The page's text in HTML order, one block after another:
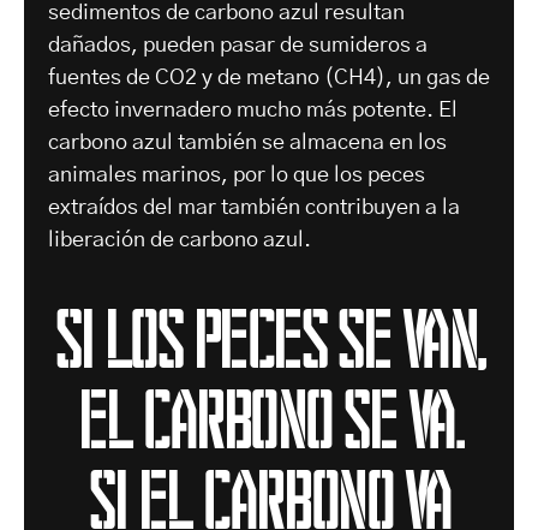
sedimentos de carbono azul resultan
dañados, pueden pasar de sumideros a
fuentes de CO2 y de metano (CH4), un gas de
efecto invernadero mucho más potente. El
carbono azul también se almacena en los
animales marinos, por lo que los peces
extraídos del mar también contribuyen a la
liberación de carbono azul.
Si los peces se van,
el carbono se va.
Si el carbono va